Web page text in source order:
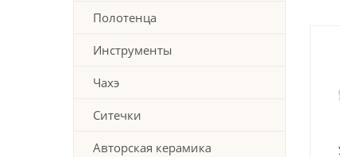
Полотенца
Инструменты
Чахэ
Ситечки
Авторская керамика